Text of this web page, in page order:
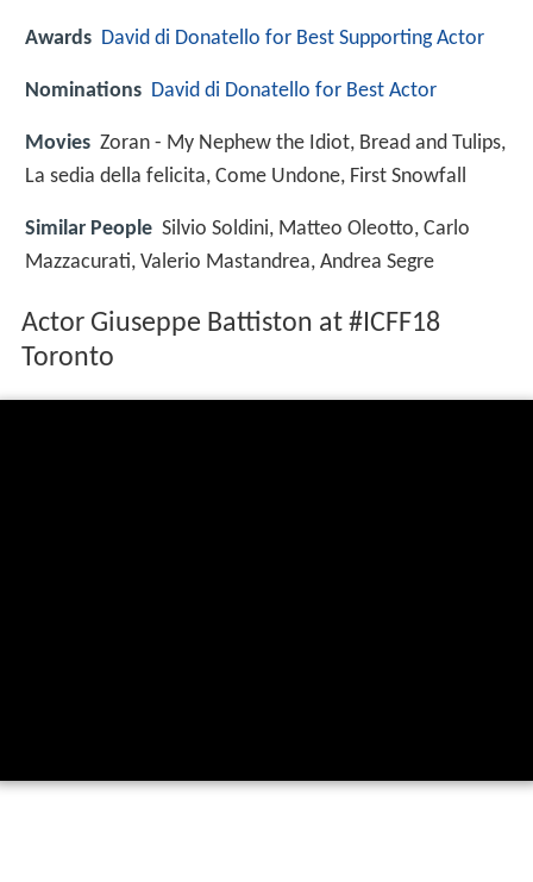
Awards David di Donatello for Best Supporting Actor
Nominations David di Donatello for Best Actor
Movies Zoran - My Nephew the Idiot, Bread and Tulips,
La sedia della felicita, Come Undone, First Snowfall
Similar People Silvio Soldini, Matteo Oleotto, Carlo
Mazzacurati, Valerio Mastandrea, Andrea Segre
Actor Giuseppe Battiston at #ICFF18
Toronto